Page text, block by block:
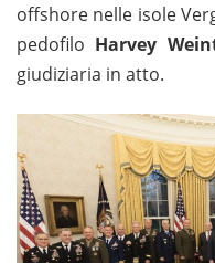
offshore nelle isole
pedofilo Harvey
giudiziaria in atto.